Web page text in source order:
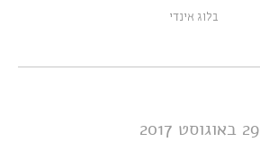
בלוג אינדי
29 באוגוסט 2017